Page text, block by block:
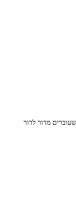
מדור לדור